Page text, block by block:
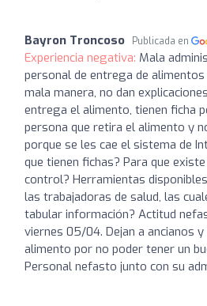
Bayron Troncoso Publicada en
Experiencia negativa: Mala
personal de entrega de alimentos
mala manera, no dan
entrega el alimento, tienen ficha
persona que retira el alimento y
porque se les cae el sistema de
que tienen fichas? Para que
control? Herramientas
las trabajadoras de salud, las
tabular información? Actitud
viernes 05/04. Dejan a ancianos
alimento por no poder tener un
Personal nefasto junto con su